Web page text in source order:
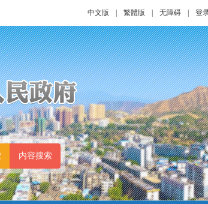
中文版 繁體版 无障碍 登